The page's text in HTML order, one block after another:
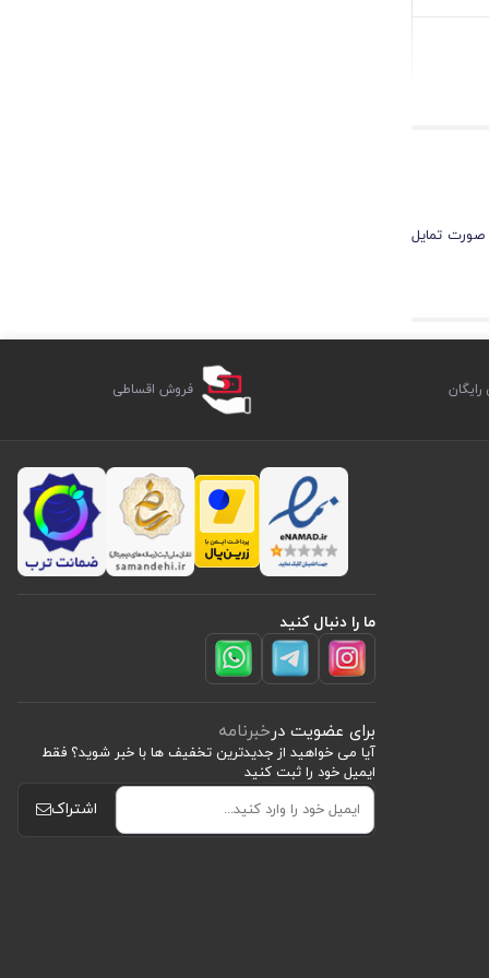
صورت تمایل
فروش اقساطی
ما را دنبال کنید
برای عضویت درخبرنامه
آیا می خواهید از جدید‌ترین تخفیف‌ ها با‌ خبر شوید؟ فقط
ایمیل خود را ثبت کنید
اشتراک